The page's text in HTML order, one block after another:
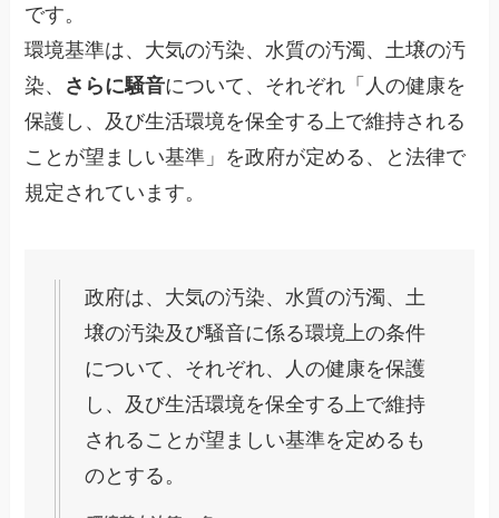
です。
環境基準は、大気の汚染、水質の汚濁、土壌の汚
染、 さらに騒音について、それぞれ「人の健康を
保護し、及び生活環境を保全する上で維持される
ことが望ましい基準」を政府が定める、と法律で
規定されています。
政府は、大気の汚染、水質の汚濁、土
壌の汚染及び騒音に係る環境上の条件
について、それぞれ、人の健康を保護
し、及び生活環境を保全する上で維持
されることが望ましい基準を定めるも
のとする。